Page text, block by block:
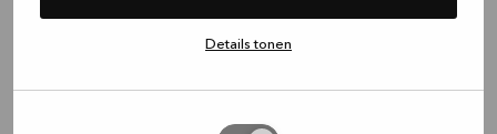
Details tonen